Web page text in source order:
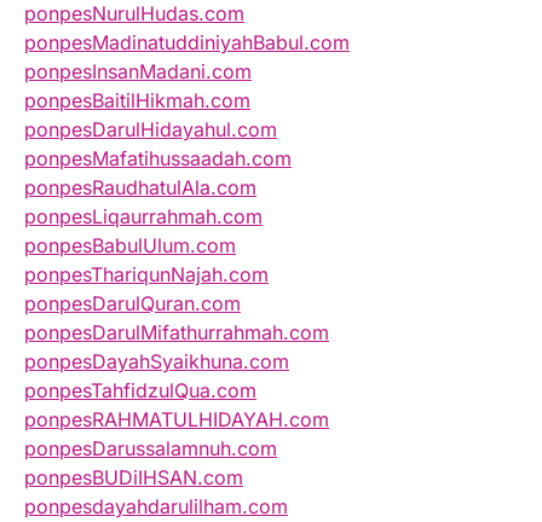
ponpesNurulHudas.com
ponpesMadinatuddiniyahBabul.com
ponpesInsanMadani.com
ponpesBaitilHikmah.com
ponpesDarulHidayahul.com
ponpesMafatihussaadah.com
ponpesRaudhatulAla.com
ponpesLiqaurrahmah.com
ponpesBabulUlum.com
ponpesThariqunNajah.com
ponpesDarulQuran.com
ponpesDarulMifathurrahmah.com
ponpesDayahSyaikhuna.com
ponpesTahfidzulQua.com
ponpesRAHMATULHIDAYAH.com
ponpesDarussalamnuh.com
ponpesBUDiIHSAN.com
ponpesdayahdarulilham.com